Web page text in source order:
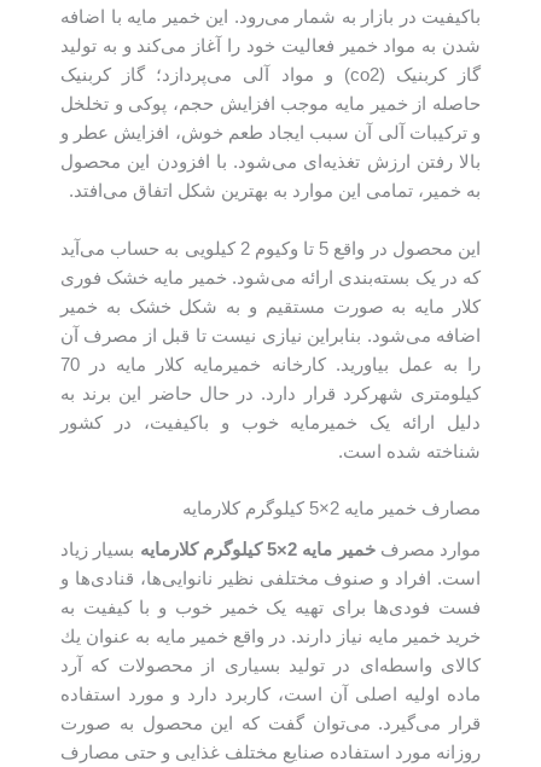
باکیفیت در بازار به شمار می‌رود. این خمیر مایه با اضافه
شدن به مواد خمیر فعالیت خود را آغاز می‌کند و به تولید
گاز کربنیک (co2) و مواد آلی می‌پردازد؛ گاز کربنیک
حاصله از خمیر مایه موجب افزایش حجم، پوکی و تخلخل
و ترکیبات آلی آن سبب ایجاد طعم خوش، افزایش عطر و
بالا رفتن ارزش تغذیه‌ای می‌شود. با افزودن این محصول
به خمیر، تمامی این موارد به بهترین شکل اتفاق می‌افتد.
این محصول در واقع 5 تا وکیوم 2 کیلویی به حساب می‌آید
که در یک بسته‌بندی ارائه می‌شود. خمیر مایه خشک فوری
کلار مایه به صورت مستقیم و به شکل خشک به خمیر
اضافه می‌شود. بنابراین نیازی نیست تا قبل از مصرف آن
را به عمل بیاورید. کارخانه خمیرمایه کلار مایه در 70
کیلومتری شهرکرد قرار دارد. در حال حاضر این برند به
دلیل ارائه یک خمیرمایه خوب و باکیفیت، در کشور
شناخته شده است.
مصارف خمیر مایه 2×5 کیلوگرم کلارمایه
موارد مصرفخمیر مایه 2×5 کیلوگرم کلارمایه
بسیار زیاد
است. افراد و صنوف مختلفی نظیر نانوایی‌ها، قنادی‌ها و
فست فودی‌ها برای تهیه یک خمیر خوب و با کیفیت به
خرید خمیر مایه نیاز دارند. در واقع خمیر مایه به عنوان يك
كالای واسطه‌ای در توليد بسياری از محصولات كه آرد
ماده اوليه اصلی آن است، كاربرد دارد و مورد استفاده
قرار می‌گیرد. می‌توان گفت که این محصول به صورت
روزانه مورد استفاده صنایع مختلف غذایی و حتی مصارف